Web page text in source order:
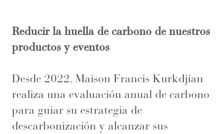
Reducir la huella de carbono de nuestros
productos y eventos
Desde 2022, Maison Francis Kurkdjian
realiza una evaluación anual de carbono
para guiar su estrategia de
descarbonización y alcanzar sus